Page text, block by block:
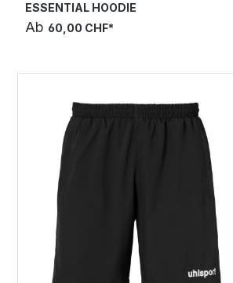
ESSENTIAL HOODIE
Ab 60,00 CHF*